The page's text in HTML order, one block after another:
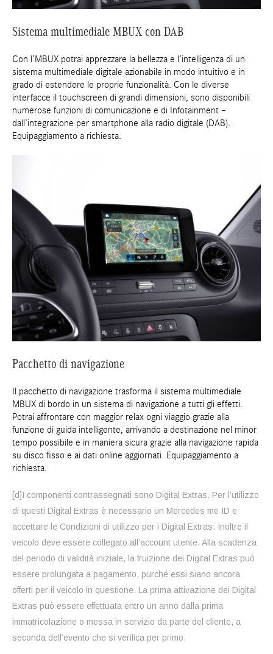
Sistema multimediale MBUX con DAB
Con l’MBUX potrai apprezzare la bellezza e l’intelligenza di un
sistema multimediale digitale azionabile in modo intuitivo e in
grado di estendere le proprie funzionalità. Con le diverse
interfacce il touchscreen di grandi dimensioni, sono disponibili
numerose funzioni di comunicazione e di Infotainment –
dall’integrazione per smartphone alla radio digitale (DAB).
Equipaggiamento a richiesta.
Pacchetto di navigazione
Il pacchetto di navigazione trasforma il sistema multimediale
MBUX di bordo in un sistema di navigazione a tutti gli effetti.
Potrai affrontare con maggior relax ogni viaggio grazie alla
funzione di guida intelligente, arrivando a destinazione nel minor
tempo possibile e in maniera sicura grazie alla navigazione rapida
su disco fisso e ai dati online aggiornati. Equipaggiamento a
richiesta.
[d]I componenti contrassegnati sono Digital Extras. Per l’utilizzo
di questi Digital Extras è necessario un Mercedes me ID e
accettare le Condizioni di utilizzo per i Digital Extras. Inoltre il
veicolo deve essere collegato all’account utente. Alla scadenza
del periodo di validità iniziale, la fruizione dei Digital Extras può
essere prolungata a pagamento, purché essi siano ancora
offerti per il veicolo in questione. La prima attivazione dei Digital
Extras può essere effettuata entro un anno dalla prima
immatricolazione o messa in servizio da parte del cliente, a
seconda dell’evento che si verifica per primo.